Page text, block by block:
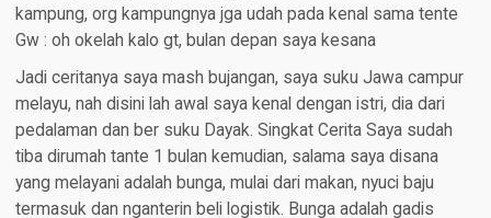
kampung, org kampungnya jga udah pada kenal sama tente
Gw : oh okelah kalo gt, bulan depan saya kesana
Jadi ceritanya saya mash bujangan, saya suku Jawa campur
melayu, nah disini lah awal saya kenal dengan istri, dia dari
pedalaman dan ber suku Dayak. Singkat Cerita Saya sudah
tiba dirumah tante 1 bulan kemudian, salama saya disana
yang melayani adalah bunga, mulai dari makan, nyuci baju
termasuk dan nganterin beli logistik. Bunga adalah gadis